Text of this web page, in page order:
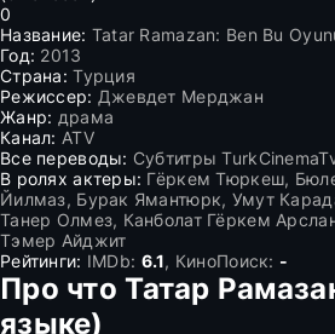
0
Название: Tatar Ramazan: Ben Bu
Год: 2013
Страна: Турция
Режиссер: Джевдет Мерджан
Жанр: драма
Канал: ATV
Все переводы: Субтитры
В ролях актеры: Гёркем Тюркеш,
Йилмаз, Бурак Ямантюрк, Умут
Танер Олмез, Канболат Гёркем
Тэмер Айджит
Рейтинги: IMDb: 6.1, КиноПоиск: -
Про что Татар
языке)